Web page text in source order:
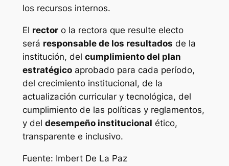
los recursos internos.
El rectoro la rectora que resulte electo
será responsable de los resultados de la
institución, del cumplimiento del plan
estratégicoaprobado para cada período,
del crecimiento institucional, de la
actualización curricular y tecnológica, del
cumplimiento de las políticas y reglamentos,
y del desempeño institucional ético,
transparente e inclusivo.
Fuente: Imbert De La Paz